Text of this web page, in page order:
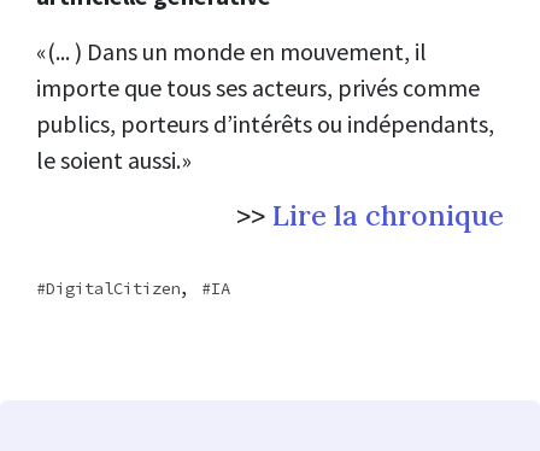
«(... ) Dans un monde en mouvement, il
importe que tous ses acteurs, privés comme
publics, porteurs d’intérêts ou indépendants,
le soient aussi.»
>> Lire la chronique
DigitalCitizen, IA